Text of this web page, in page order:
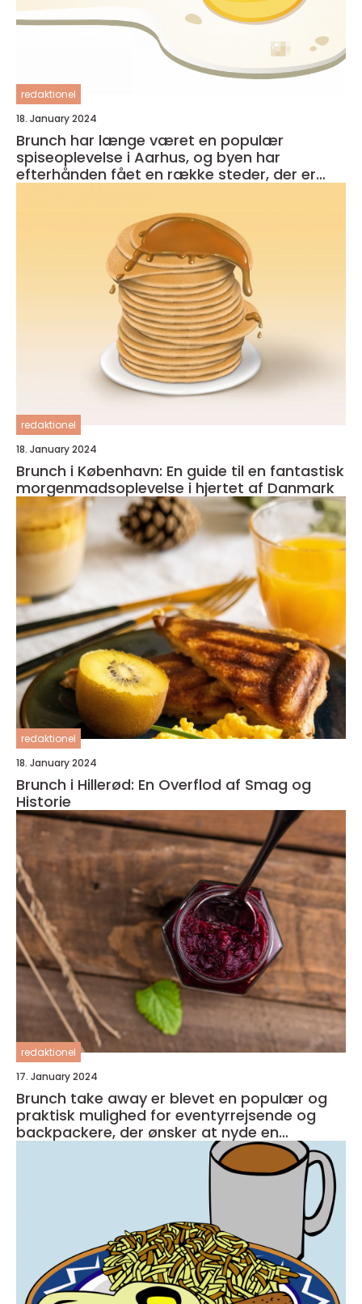
redaktionel
18. January 2024
Brunch har længe været en populær
spiseoplevelse i Aarhus, og byen har
efterhånden fået en række steder, der er
redaktionel
18. January 2024
Brunch i København: En guide til en fantastisk
morgenmadsoplevelse i hjertet af Danmark
redaktionel
18. January 2024
Brunch i Hillerød: En Overflod af Smag og
Historie
redaktionel
17. January 2024
Brunch take away er blevet en populær og
praktisk mulighed for eventyrrejsende og
backpackere, der ønsker at nyde en
velsmagende og nærende måltid, som kan